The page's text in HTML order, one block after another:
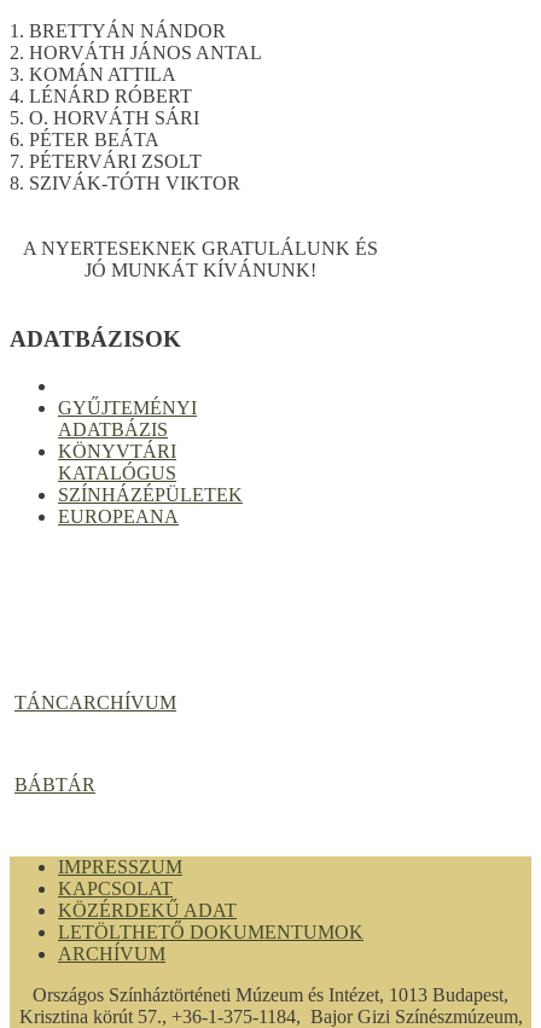
1. BRETTYÁN NÁNDOR
2. HORVÁTH JÁNOS ANTAL
3. KOMÁN ATTILA
4. LÉNÁRD RÓBERT
5. O. HORVÁTH SÁRI
6. PÉTER BEÁTA
7. PÉTERVÁRI ZSOLT
8. SZIVÁK-TÓTH VIKTOR
A NYERTESEKNEK GRATULÁLUNK ÉS
JÓ MUNKÁT KÍVÁNUNK!
ADATBÁZISOK
GYŰJTEMÉNYI
ADATBÁZIS
KÖNYVTÁRI
KATALÓGUS
SZÍNHÁZÉPÜLETEK
EUROPEANA
TÁNCARCHÍVUM
BÁBTÁR
IMPRESSZUM
KAPCSOLAT
KÖZÉRDEKŰ ADAT
LETÖLTHETŐ DOKUMENTUMOK
ARCHÍVUM
Országos Színháztörténeti Múzeum és Intézet, 1013 Budapest,
Krisztina körút 57., +36-1-375-1184, Bajor Gizi Színészmúzeum,